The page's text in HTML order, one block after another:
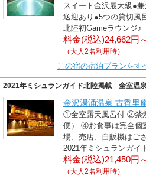
スイート金沢最大級●
送迎あり●5つの貸切風
北陸初Gameラウンジ♪
料金(税込)24,662円
（大人2名利用時）
この宿の宿泊プランをす
2021年ミシュランガイド北陸掲載 全室温
金沢湯涌温泉 古香里
①全室露天風呂付 ②禁
便） ④お食事は完全
場、売店、自販機はご
2021年ミシュランガイ
料金(税込)21,450円
（大人2名利用時）